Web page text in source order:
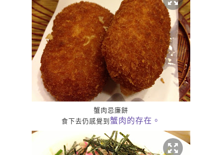
蟹肉忌廉餅
食下去仍感覺到 蟹肉的存在。